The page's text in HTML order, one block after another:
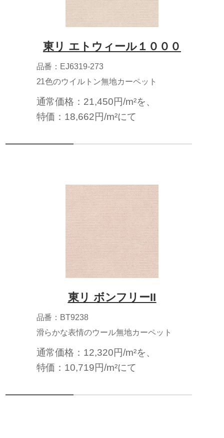
東リ エトウィール１０００
品番：EJ6319-273
21色のウイルトン無地カーペット
通常価格：21,450円/m²を、
特価：18,662円/m²にて
東リ ボンフリーII
品番：BT9238
滑らかな表情のウール無地カーペット
通常価格：12,320円/m²を、
特価：10,719円/m²にて